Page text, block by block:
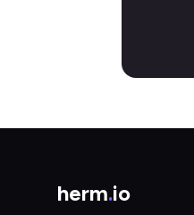
herm.io